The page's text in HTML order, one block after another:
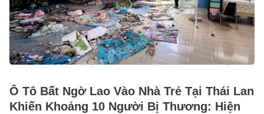
Ô Tô Bất Ngờ Lao Vào Nhà Trẻ Tại Thái Lan
Khiến Khoảng 10 Người Bị Thương: Hiện